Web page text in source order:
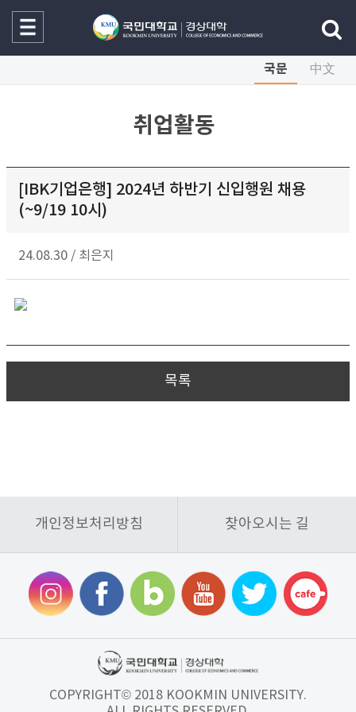
국문 中文
취업활동
[IBK기업은행] 2024년 하반기 신입행원 채용
(~9/19 10시)
24.08.30 / 최은지
목록
개인정보처리방침 찾아오시는 길
COPYRIGHT© 2018 KOOKMIN UNIVERSITY.